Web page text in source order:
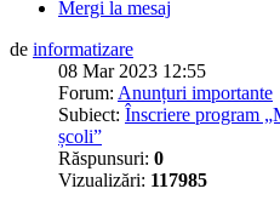
Mergi la mesaj
de informatizare
08 Mar 2023 12:55
Forum: Anunțuri importante
Subiect: Înscriere program
școli”
Răspunsuri: 0
Vizualizări: 117985